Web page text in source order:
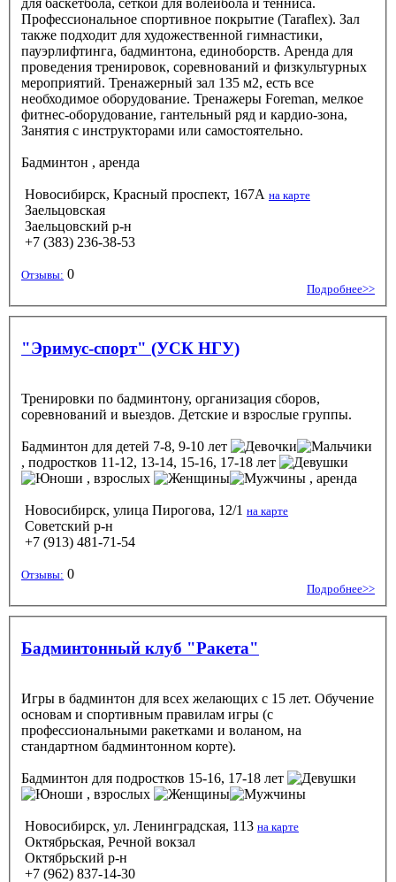
Профессиональное спортивное покрытие (Taraflex). Зал
также подходит для художественной гимнастики,
пауэрлифтинга, бадминтона, единоборств. Аренда для
проведения тренировок, соревнований и физкультурных
мероприятий. Тренажерный зал 135 м2, есть все
необходимое оборудование. Тренажеры Foreman, мелкое
фитнес-оборудование, гантельный ряд и кардио-зона,
Занятия с инструкторами или самостоятельно.
Бадминтон , аренда
Новосибирск, Красный проспект, 167А на карте
Заельцовская
Заельцовский р-н
+7 (383) 236-38-53
Отзывы: 0
Подробнее>>
"Эримус-спорт" (УСК НГУ)
Тренировки по бадминтону, организация сборов,
соревнований и выездов. Детские и взрослые группы.
Бадминтон для детей 7-8, 9-10 лет
, подростков 11-12, 13-14, 15-16, 17-18 лет
, взрослых
, аренда
Новосибирск, улица Пирогова, 12/1 на карте
Советский р-н
+7 (913) 481-71-54
Отзывы: 0
Подробнее>>
Бадминтонный клуб "Ракета"
Игры в бадминтон для всех желающих с 15 лет. Обучение
основам и спортивным правилам игры (с
профессиональными ракетками и воланом, на
стандартном бадминтонном корте).
Бадминтон для подростков 15-16, 17-18 лет
, взрослых
Новосибирск, ул. Ленинградская, 113 на карте
Октябрьская, Речной вокзал
Октябрьский р-н
+7 (962) 837-14-30